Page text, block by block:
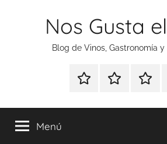
Nos Gusta
Blog de Vinos, Gastronomía
Especial
Tonics
Enoturismo
Gastronomía
Menú